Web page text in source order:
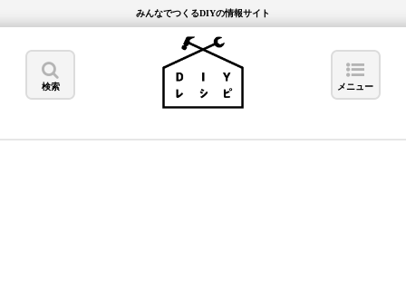
みんなでつくるDIYの情報サイト
検索 メニュー